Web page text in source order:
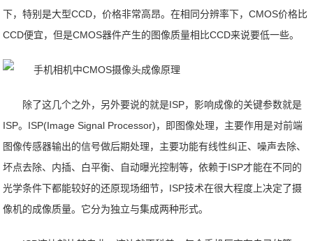
下，特别是大型CCD，价格非常高昂。在相同分辨率下，CMOS价格比
CCD便宜，但是CMOS器件产生的图像质量相比CCD来说要低一些。
除了这几个之外，另外要说的就是ISP，影响成像的关键参数就是
ISP。ISP(Image Signal Processor)，即图像处理，主要作用是对前端
图像传感器输出的信号做后期处理，主要功能有线性纠正、噪声去除、
坏点去除、内插、白平衡、自动曝光控制等，依赖于ISP才能在不同的
光学条件下都能较好的还原现场细节，ISP技术在很大程度上决定了摄
像机的成像质量。它分为独立与集成两种形式。